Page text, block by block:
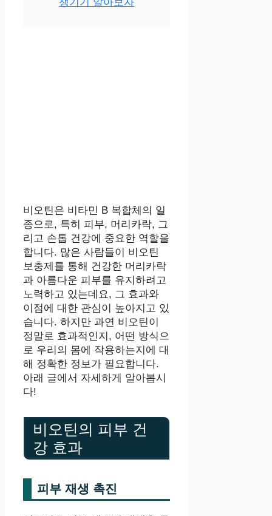
비오틴은 비타민 B 복합체의 일
종으로, 특히 피부, 머리카락, 그
리고 손톱 건강에 중요한 역할을
합니다. 많은 사람들이 비오틴
보충제를 통해 건강한 머리카락
과 아름다운 피부를 유지하려고
노력하고 있는데요, 그 효과와
이점에 대한 관심이 높아지고 있
습니다. 하지만 과연 비오틴이
정말로 효과적인지, 어떤 방식으
로 우리의 몸에 작용하는지에 대
해 정확한 정보가 필요합니다.
아래 글에서 자세하게 알아봅시
다!
비오틴의 피부 건
강 효과
피부 재생 촉진